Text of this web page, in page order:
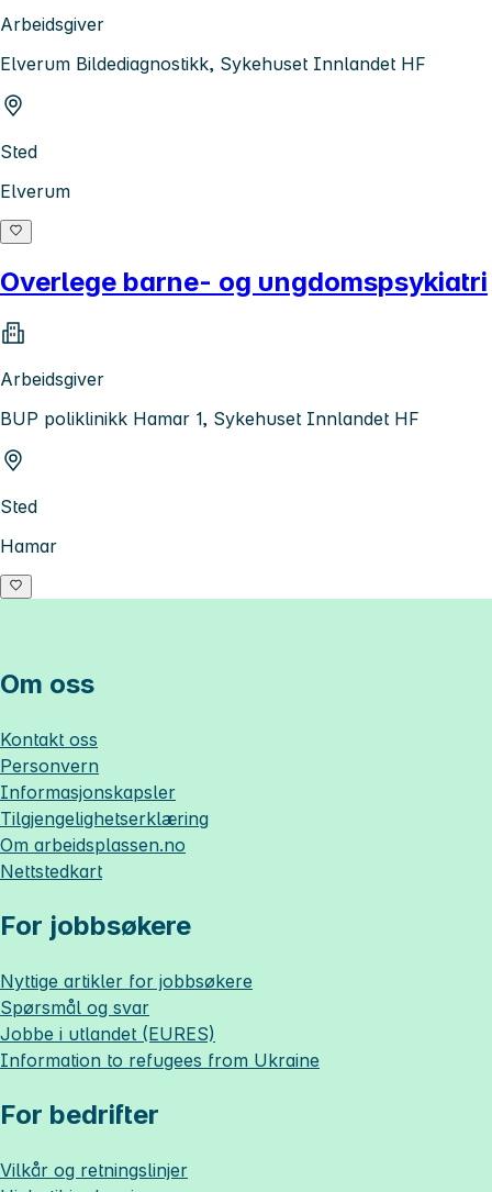
Arbeidsgiver
Elverum Bildediagnostikk, Sykehuset Innlandet HF
Sted
Elverum
Overlege barne- og ungdomspsykiatri
Arbeidsgiver
BUP poliklinikk Hamar 1, Sykehuset Innlandet HF
Sted
Hamar
Om oss
Kontakt oss
Personvern
Informasjonskapsler
Tilgjengelighetserklæring
Om arbeidsplassen.no
Nettstedkart
For jobbsøkere
Nyttige artikler for jobbsøkere
Spørsmål og svar
Jobbe i utlandet (EURES)
Information to refugees from Ukraine
For bedrifter
Vilkår og retningslinjer